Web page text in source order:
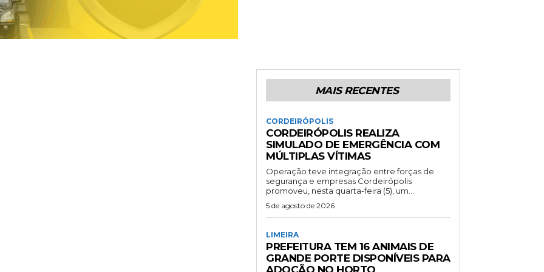
MAIS RECENTES
CORDEIRÓPOLIS
CORDEIRÓPOLIS REALIZA
SIMULADO DE EMERGÊNCIA COM
MÚLTIPLAS VÍTIMAS
Operação teve integração entre forças de
segurança e empresas Cordeirópolis
promoveu, nesta quarta-feira (5), um...
5 de agosto de 2026
LIMEIRA
PREFEITURA TEM 16 ANIMAIS DE
GRANDE PORTE DISPONÍVEIS PARA
ADOÇÃO NO HORTO